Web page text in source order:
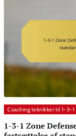
Coaching teknikker til 1-3-
1-3-1 Zone